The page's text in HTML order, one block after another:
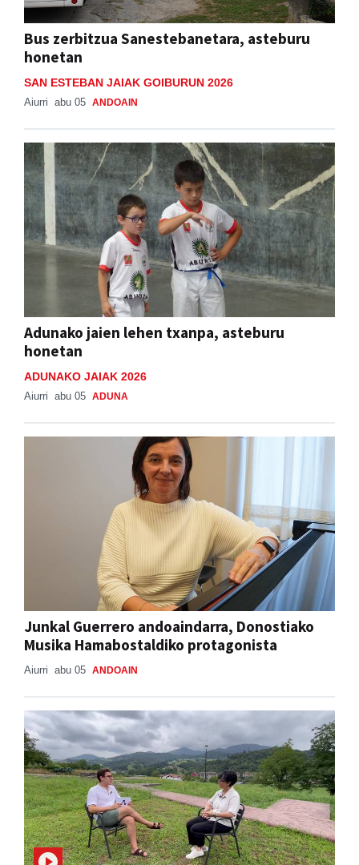
Bus zerbitzua Sanestebanetara, asteburu
honetan
SAN ESTEBAN JAIAK GOIBURUN 2026
Aiurri abu 05 ANDOAIN
Adunako jaien lehen txanpa, asteburu
honetan
ADUNAKO JAIAK 2026
Aiurri abu 05 ADUNA
Junkal Guerrero andoaindarra, Donostiako
Musika Hamabostaldiko protagonista
Aiurri abu 05 ANDOAIN